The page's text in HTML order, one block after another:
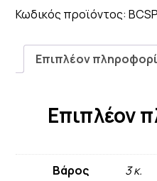
ALL
ποσότητα
Κωδικός προϊόντος:
Επιπλέον
Επιπλέον
Βάρος 3 κ.